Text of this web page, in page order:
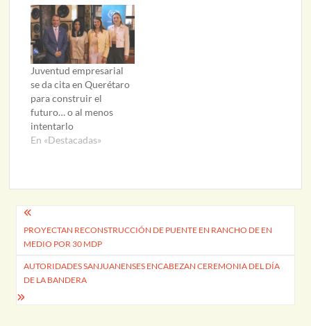
Juventud empresarial
se da cita en Querétaro
para construir el
futuro… o al menos
intentarlo
En «Destacadas»
Navegación
de
entradas
PROYECTAN RECONSTRUCCIÓN DE PUENTE EN RANCHO DE EN
MEDIO POR 30 MDP
AUTORIDADES SANJUANENSES ENCABEZAN CEREMONIA DEL DÍA
DE LA BANDERA